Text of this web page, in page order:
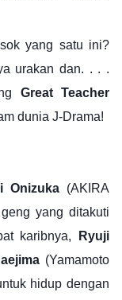
yang satu ini?
urakan dan. . . .
Great Teacher
dunia J-Drama!
Onizuka (AKIRA
yang ditakuti
karibnya,
Ryuji
(Yamamoto
hidup dengan